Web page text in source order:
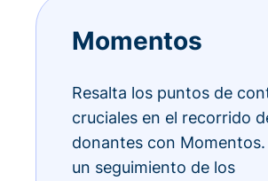
Momentos
Resalta los puntos de
cruciales en el recorrido
donantes con Momentos.
un seguimiento de los